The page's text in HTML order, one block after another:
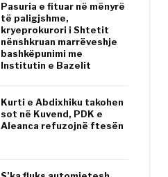
Pasuria e fituar në mënyrë
të paligjshme,
kryeprokurori i Shtetit
nënshkruan marrëveshje
bashkëpunimi me
Institutin e Bazelit
Kurti e Abdixhiku takohen
sot në Kuvend, PDK e
Aleanca refuzojnë ftesën